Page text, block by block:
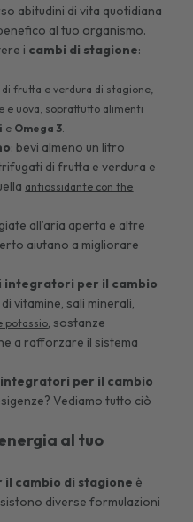
abitudini di vita quotidiana
al tuo organismo.
i cambi di stagione:
frutta e verdura di stagione,
e uova, soprattutto alimenti
e Omega 3
: bevi almeno un litro
di frutta e verdura e
antiossidante con the
all’aria aperta e altre
aiutano a migliorare
integratori per il cambio
vitamine, sali minerali,
potassio , sostanze
a rafforzare il sistema
integratori per il cambio
Vediamo tutto ciò
al tuo
cambio di stagione è
diverse formulazioni